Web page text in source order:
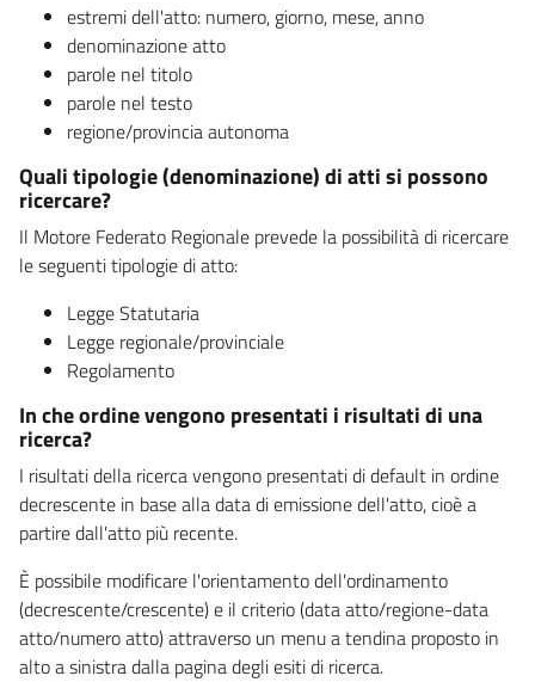
estremi dell'atto: numero, giorno, mese, anno
denominazione atto
parole nel titolo
parole nel testo
regione/provincia autonoma
Quali tipologie (denominazione) di atti si possono
ricercare?
Il Motore Federato Regionale prevede la possibilità di ricercare
le seguenti tipologie di atto:
Legge Statutaria
Legge regionale/provinciale
Regolamento
In che ordine vengono presentati i risultati di una
ricerca?
I risultati della ricerca vengono presentati di default in ordine
decrescente in base alla data di emissione dell'atto, cioè a
partire dall'atto più recente.
È possibile modificare l'orientamento dell'ordinamento
(decrescente/crescente) e il criterio (data atto/regione-data
atto/numero atto) attraverso un menu a tendina proposto in
alto a sinistra dalla pagina degli esiti di ricerca.